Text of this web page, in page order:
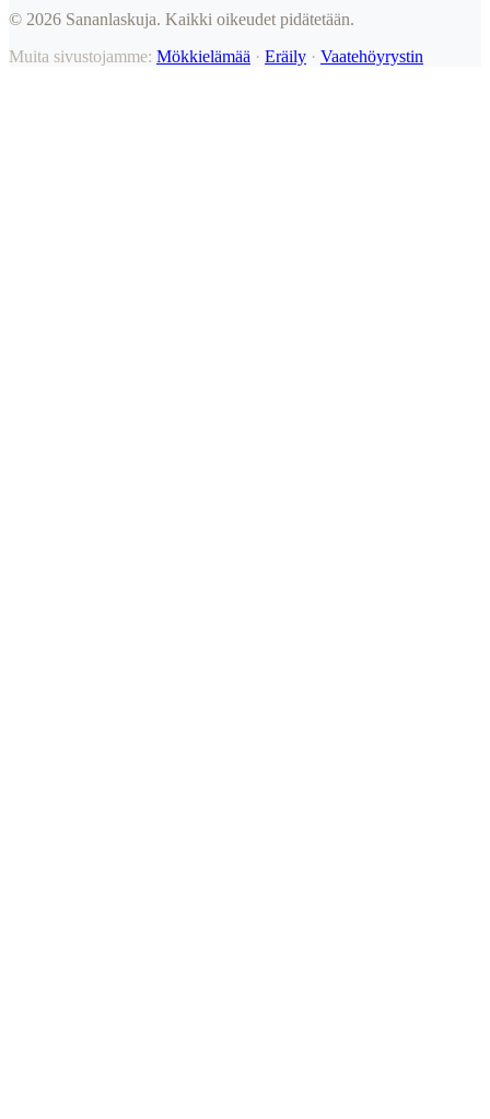
© 2026 Sananlaskuja. Kaikki oikeudet pidätetään.
Muita sivustojamme: Mökkielämää · Eräily · Vaatehöyrystin